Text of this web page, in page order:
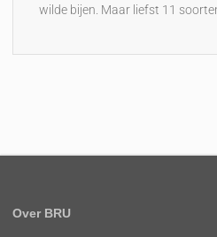
wilde bijen. Maar liefst 11
Over BRU